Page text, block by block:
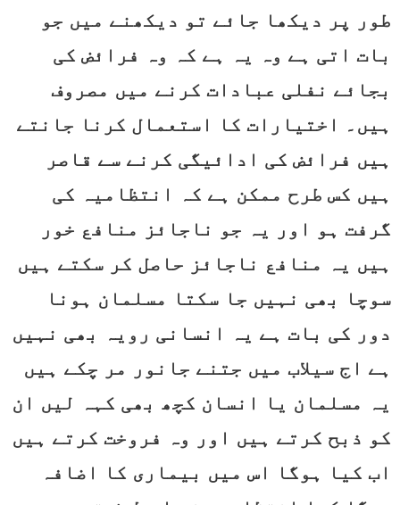
طور پر دیکھا جائے تو دیکھنے میں جو
بات اتی ہے وہ یہ ہے کہ وہ فرائض کی
بجائے نفلی عبادات کرنے میں مصروف
ہیں۔ اختیارات کا استعمال کرنا جانتے
ہیں فرائض کی ادائیگی کرنے سے قاصر
ہیں کس طرح ممکن ہے کہ انتظامیہ کی
گرفت ہو اور یہ جو ناجائز منافع خور
ہیں یہ منافع ناجائز حاصل کر سکتے ہیں
سوچا بھی نہیں جا سکتا مسلمان ہونا
دور کی بات ہے یہ انسانی رویہ بھی نہیں
ہے اج سیلاب میں جتنے جانور مر چکے ہیں
یہ مسلمان یا انسان کچھ بھی کہہ لیں ان
کو ذبح کرتے ہیں اور وہ فروخت کرتے ہیں
اب کیا ہوگا اس میں بیماری کا اضافہ